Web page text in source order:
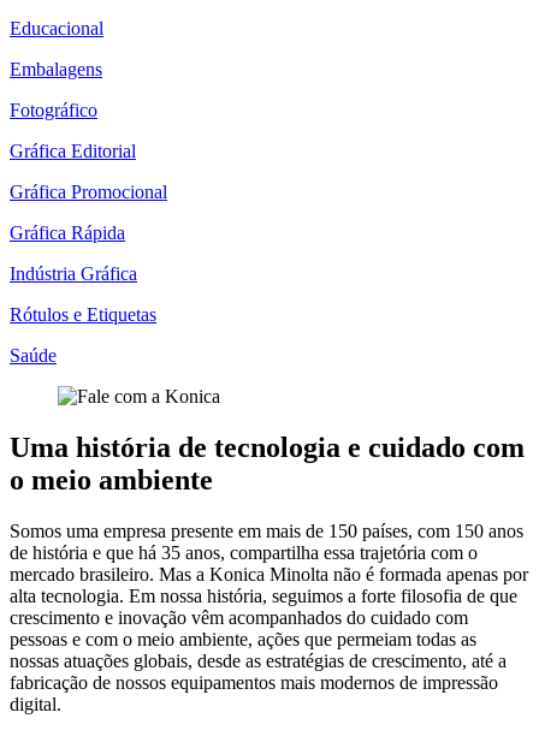
Educacional
Embalagens
Fotográfico
Gráfica Editorial
Gráfica Promocional
Gráfica Rápida
Indústria Gráfica
Rótulos e Etiquetas
Saúde
Uma história de tecnologia e cuidado com
o meio ambiente
Somos uma empresa presente em mais de 150 países, com 150 anos
de história e que há 35 anos, compartilha essa trajetória com o
mercado brasileiro. Mas a Konica Minolta não é formada apenas por
alta tecnologia. Em nossa história, seguimos a forte filosofia de que
crescimento e inovação vêm acompanhados do cuidado com
pessoas e com o meio ambiente, ações que permeiam todas as
nossas atuações globais, desde as estratégias de crescimento, até a
fabricação de nossos equipamentos mais modernos de impressão
digital.